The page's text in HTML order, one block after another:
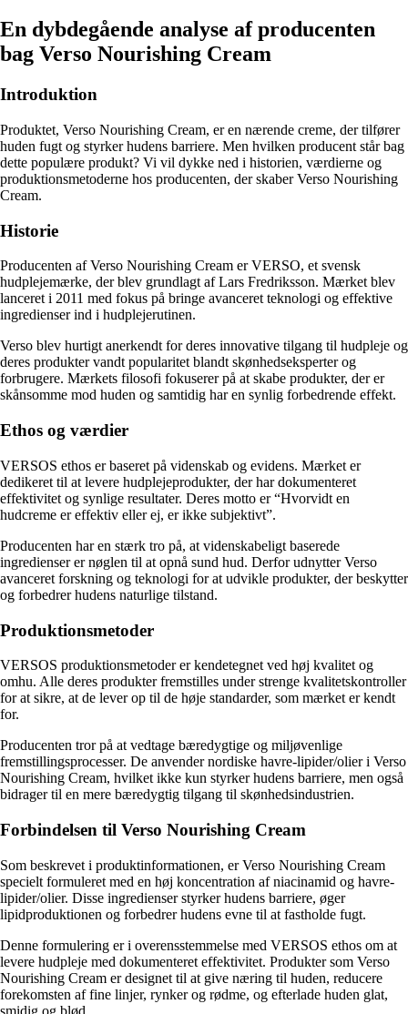
En dybdegående analyse af producenten
bag Verso Nourishing Cream
Introduktion
Produktet, Verso Nourishing Cream, er en nærende creme, der tilfører
huden fugt og styrker hudens barriere. Men hvilken producent står bag
dette populære produkt? Vi vil dykke ned i historien, værdierne og
produktionsmetoderne hos producenten, der skaber Verso Nourishing
Cream.
Historie
Producenten af Verso Nourishing Cream er VERSO, et svensk
hudplejemærke, der blev grundlagt af Lars Fredriksson. Mærket blev
lanceret i 2011 med fokus på bringe avanceret teknologi og effektive
ingredienser ind i hudplejerutinen.
Verso blev hurtigt anerkendt for deres innovative tilgang til hudpleje og
deres produkter vandt popularitet blandt skønhedseksperter og
forbrugere. Mærkets filosofi fokuserer på at skabe produkter, der er
skånsomme mod huden og samtidig har en synlig forbedrende effekt.
Ethos og værdier
VERSOS ethos er baseret på videnskab og evidens. Mærket er
dedikeret til at levere hudplejeprodukter, der har dokumenteret
effektivitet og synlige resultater. Deres motto er “Hvorvidt en
hudcreme er effektiv eller ej, er ikke subjektivt”.
Producenten har en stærk tro på, at videnskabeligt baserede
ingredienser er nøglen til at opnå sund hud. Derfor udnytter Verso
avanceret forskning og teknologi for at udvikle produkter, der beskytter
og forbedrer hudens naturlige tilstand.
Produktionsmetoder
VERSOS produktionsmetoder er kendetegnet ved høj kvalitet og
omhu. Alle deres produkter fremstilles under strenge kvalitetskontroller
for at sikre, at de lever op til de høje standarder, som mærket er kendt
for.
Producenten tror på at vedtage bæredygtige og miljøvenlige
fremstillingsprocesser. De anvender nordiske havre-lipider/olier i Verso
Nourishing Cream, hvilket ikke kun styrker hudens barriere, men også
bidrager til en mere bæredygtig tilgang til skønhedsindustrien.
Forbindelsen til Verso Nourishing Cream
Som beskrevet i produktinformationen, er Verso Nourishing Cream
specielt formuleret med en høj koncentration af niacinamid og havre-
lipider/olier. Disse ingredienser styrker hudens barriere, øger
lipidproduktionen og forbedrer hudens evne til at fastholde fugt.
Denne formulering er i overensstemmelse med VERSOS ethos om at
levere hudpleje med dokumenteret effektivitet. Produkter som Verso
Nourishing Cream er designet til at give næring til huden, reducere
forekomsten af fine linjer, rynker og rødme, og efterlade huden glat,
smidig og blød.